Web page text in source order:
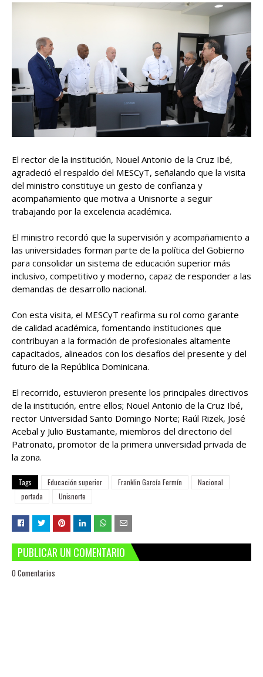
El rector de la institución, Nouel Antonio de la Cruz Ibé,
agradeció el respaldo del MESCyT, señalando que la visita
del ministro constituye un gesto de confianza y
acompañamiento que motiva a Unisnorte a seguir
trabajando por la excelencia académica.
El ministro recordó que la supervisión y acompañamiento a
las universidades forman parte de la política del Gobierno
para consolidar un sistema de educación superior más
inclusivo, competitivo y moderno, capaz de responder a las
demandas de desarrollo nacional.
Con esta visita, el MESCyT reafirma su rol como garante
de calidad académica, fomentando instituciones que
contribuyan a la formación de profesionales altamente
capacitados, alineados con los desafíos del presente y del
futuro de la República Dominicana.
El recorrido, estuvieron presente los principales directivos
de la institución, entre ellos; Nouel Antonio de la Cruz Ibé,
rector Universidad Santo Domingo Norte; Raúl Rizek, José
Acebal y Julio Bustamante, miembros del directorio del
Patronato, promotor de la primera universidad privada de
la zona.
Tags Educación superior Franklin García Fermín
Nacional
portada
Unisnorte
PUBLICAR UN COMENTARIO
0 Comentarios